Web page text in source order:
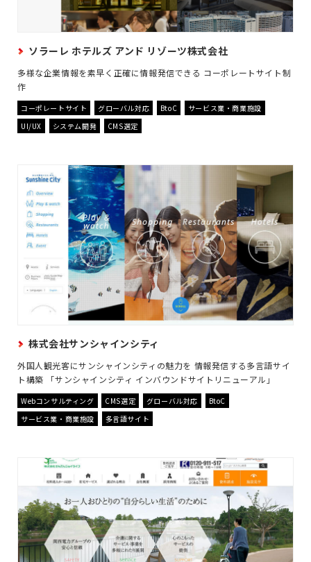
ソラーレ ホテルズ アンド リゾーツ株式会社
多様な企業情報を素早く正確に情報発信できる コーポレートサイト制
作
コーポレートサイト グローバル対応 BtoC
サービス業・商業施設
UI/UX
システム開発 CMS選定
株式会社サンシャインシティ
外国人観光客にサンシャインシティの魅力を 情報発信する多言語サイ
ト構築 「サンシャインシティ インバウンドサイトリニューアル」
Webコンサルティング CMS選定 グローバル対応
BtoC
サービス業・商業施設
多言語サイト